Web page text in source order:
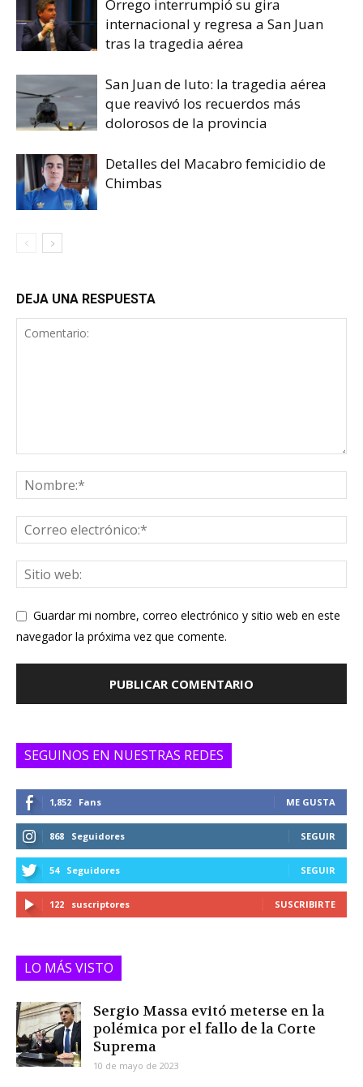
Orrego interrumpió su gira
internacional y regresa a San Juan
tras la tragedia aérea
San Juan de luto: la tragedia aérea
que reavivó los recuerdos más
dolorosos de la provincia
Detalles del Macabro femicidio de
Chimbas
DEJA UNA RESPUESTA
Guardar mi nombre, correo electrónico y sitio web en este
navegador la próxima vez que comente.
SEGUINOS EN NUESTRAS REDES
1,852 Fans ME GUSTA
868 Seguidores SEGUIR
54 Seguidores SEGUIR
122 suscriptores SUSCRIBIRTE
LO MÁS VISTO
Sergio Massa evitó meterse en la
polémica por el fallo de la Corte
Suprema
10 de mayo de 2023